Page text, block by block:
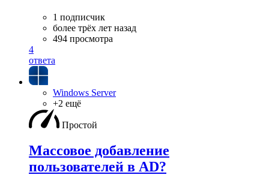
1 подписчик
более трёх лет назад
494 просмотра
4
ответа
Windows Server
+2 ещё
Простой
Массовое добавление
пользователей в AD?